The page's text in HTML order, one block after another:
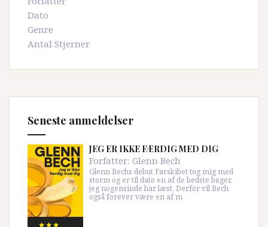
Dato
Genre
Antal Stjerner
Seneste anmeldelser
JEG ER IKKE FÆRDIG MED DIG
Forfatter: Glenn Bech
Glenn Bechs debut Farskibet tog mig med
storm og er til dato en af de bedste bøger,
jeg nogensinde har læst. Derfor vil Bech
også forever være en af m